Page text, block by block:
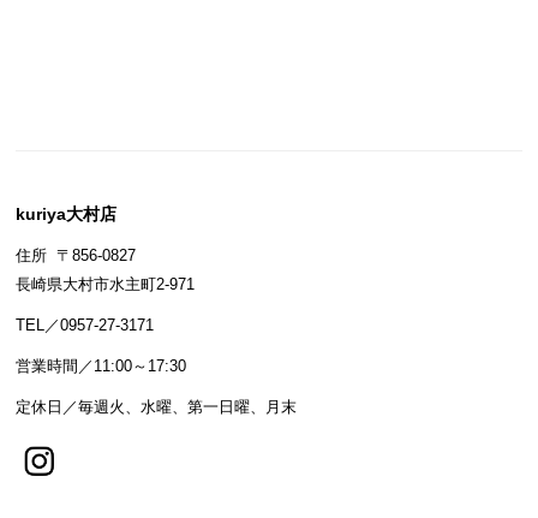
kuriya大村店
住所 〒856-0827
長崎県大村市水主町2-971
TEL／0957-27-3171
営業時間／11:00～17:30
定休日／毎週火、水曜、第一日曜、月末